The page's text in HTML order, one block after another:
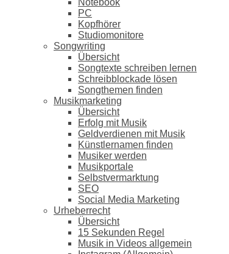
PC
Kopfhörer
Studiomonitore
Songwriting
Übersicht
Songtexte schreiben lernen
Schreibblockade lösen
Songthemen finden
Musikmarketing
Übersicht
Erfolg mit Musik
Geldverdienen mit Musik
Künstlernamen finden
Musiker werden
Musikportale
Selbstvermarktung
SEO
Social Media Marketing
Urheberrecht
Übersicht
15 Sekunden Regel
Musik in Videos allgemein